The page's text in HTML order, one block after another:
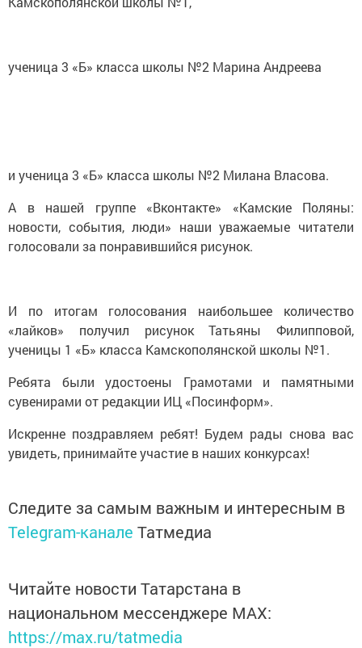
ученица 3 «Б» класса школы №2 Марина Андреева
и ученица 3 «Б» класса школы №2 Милана Власова.
А в нашей группе «Вконтакте» «Камские Поляны:
новости, события, люди» наши уважаемые читатели
голосовали за понравившийся рисунок.
И по итогам голосования наибольшее количество
«лайков» получил рисунок Татьяны Филипповой,
ученицы 1 «Б» класса Камскополянской школы №1.
Ребята были удостоены Грамотами и памятными
сувенирами от редакции ИЦ «Посинформ».
Искренне поздравляем ребят! Будем рады снова вас
увидеть, принимайте участие в наших конкурсах!
Следите за самым важным и интересным в
Telegram-канале Татмедиа
Читайте новости Татарстана в
национальном мессенджере MАХ:
https://max.ru/tatmedia